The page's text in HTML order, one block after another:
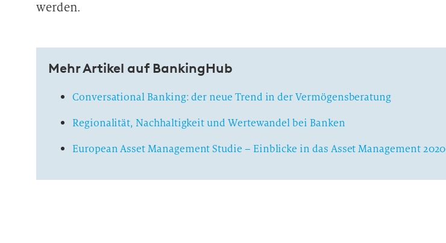
werden.
Mehr Artikel auf BankingHub
Conversational Banking: der neue Trend in der Vermögensberatung
Regionalität, Nachhaltigkeit und Wertewandel bei Banken
European Asset Management Studie – Einblicke in das Asset Management 2020